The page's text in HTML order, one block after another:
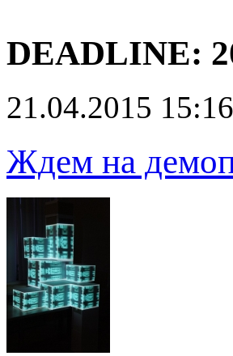
DEADLINE:
21.04.2015 15:16
Ждем на